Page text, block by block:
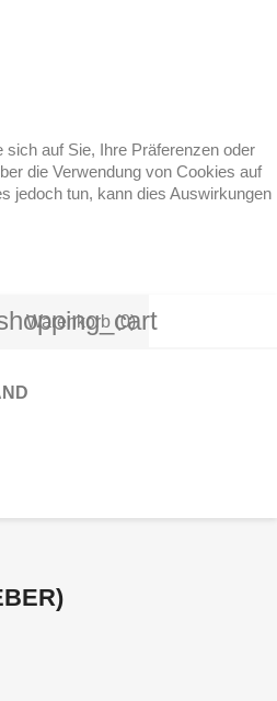
auf Sie, Ihre Präferenzen oder
die Verwendung von Cookies auf
jedoch tun, kann dies Auswirkungen
Warenkorb (0)